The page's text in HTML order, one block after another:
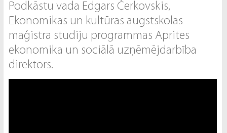
Podkāstu vada Edgars Čerkovskis,
Ekonomikas un kultūras augstskolas
maģistra studiju programmas Aprites
ekonomika un sociālā uzņēmējdarbība
direktors.